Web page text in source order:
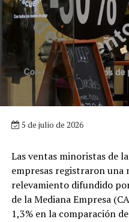
5 de julio de 2026
Las ventas minoristas de
empresas registraron una
relevamiento difundido
de la Mediana Empresa
1,3% en la comparación